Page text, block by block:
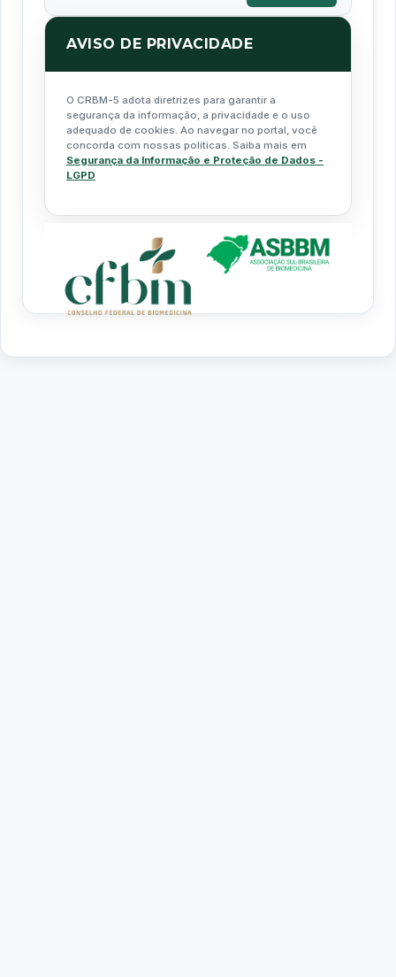
AVISO DE PRIVACIDADE
O CRBM-5 adota diretrizes para garantir a
segurança da informação, a privacidade e o uso
adequado de cookies. Ao navegar no portal, você
concorda com nossas políticas. Saiba mais em
Segurança da Informação e Proteção de Dados -
LGPD